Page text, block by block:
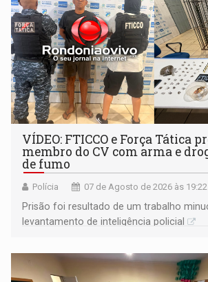
VÍDEO: FTICCO e Força Tática
membro do CV com arma e
de fumo
Polícia 07 de Agosto de 2026 às 19:22
Prisão foi resultado de um trabalho
levantamento de inteligência policial